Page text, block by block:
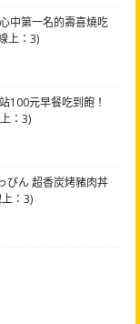
中第一名的壽喜燒吃
上：3)
100元早餐吃到飽！
：3)
ぴん 超香炭烤豬肉丼
：3)